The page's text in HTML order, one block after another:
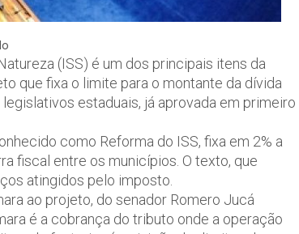
(ISS) é um dos principais itens da
que fixa o limite para o montante da dívida
estaduais, já aprovada em primeiro
como Reforma do ISS, fixa em 2% a
fiscal entre os municípios. O texto, que
atingidos pelo imposto.
ao projeto, do senador Romero Jucá
é a cobrança do tributo onde a operação